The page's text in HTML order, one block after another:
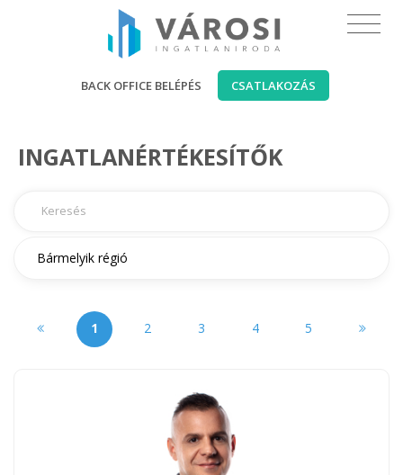
BACK OFFICE BELÉPÉS CSATLAKOZÁS
INGATLANÉRTÉKESÍTŐK
1 2 3 4 5